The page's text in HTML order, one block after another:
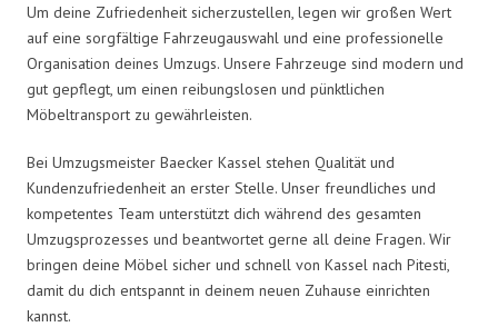
Um deine Zufriedenheit sicherzustellen, legen wir großen Wert
auf eine sorgfältige Fahrzeugauswahl und eine professionelle
Organisation deines Umzugs. Unsere Fahrzeuge sind modern und
gut gepflegt, um einen reibungslosen und pünktlichen
Möbeltransport zu gewährleisten.
Bei Umzugsmeister Baecker Kassel stehen Qualität und
Kundenzufriedenheit an erster Stelle. Unser freundliches und
kompetentes Team unterstützt dich während des gesamten
Umzugsprozesses und beantwortet gerne all deine Fragen. Wir
bringen deine Möbel sicher und schnell von Kassel nach Pitesti,
damit du dich entspannt in deinem neuen Zuhause einrichten
kannst.